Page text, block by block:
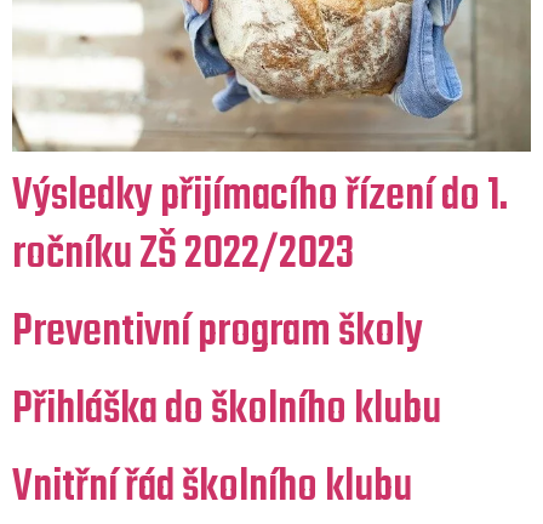
Výsledky přijímacího řízení do 1.
ročníku ZŠ 2022/2023
Preventivní program školy
Přihláška do školního klubu
Vnitřní řád školního klubu